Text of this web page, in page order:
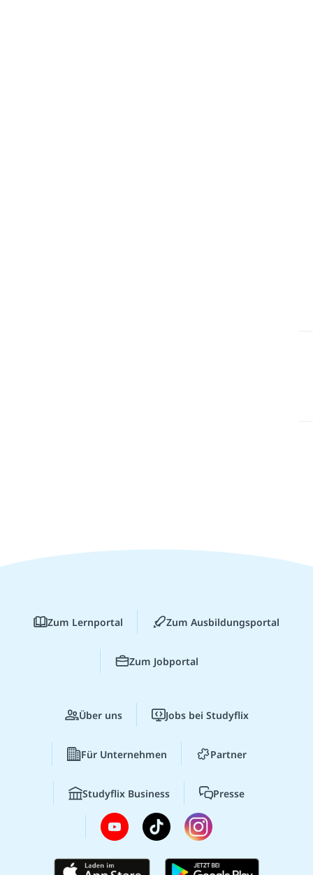
Zum Lernportal Zum Ausbildungsportal
Zum Jobportal
Über uns Jobs bei Studyflix
Für Unternehmen Partner
Studyflix Business Presse